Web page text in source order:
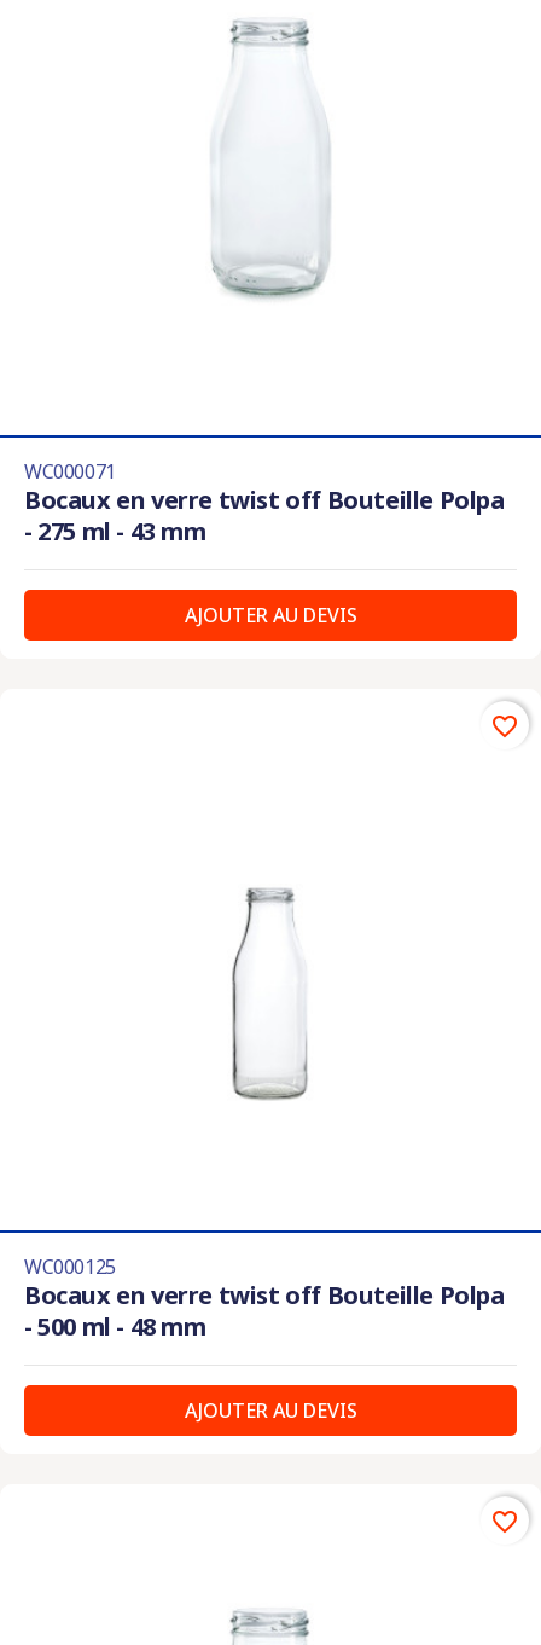
WC000071
Bocaux en verre twist off Bouteille Polpa
- 275 ml - 43 mm
AJOUTER AU DEVIS
WC000125
Bocaux en verre twist off Bouteille Polpa
- 500 ml - 48 mm
AJOUTER AU DEVIS
favorite_border
favorite_border